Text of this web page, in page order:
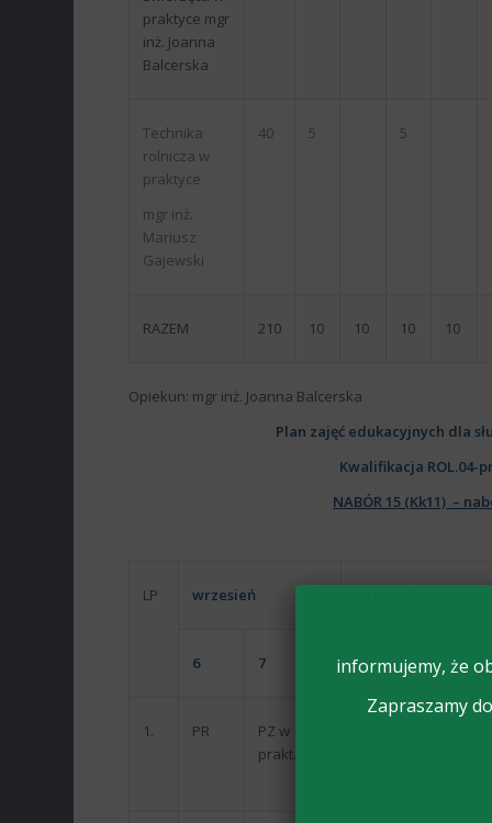
praktyce mgr
inż. Joanna
Balcerska
Technika
rolnicza w
praktyce
mgr inż.
Mariusz
Gajewski
40 5 5
RAZEM 210 10 10 10 10
Opiekun: mgr inż. Joanna Balcerska
Plan zajęć edukacyjnych dla
Kwalifikacja
NABÓR 15 (Kk11) –
LP wrzesień
6 7 20 21
1. PR
PZ w
prakt.
informujemy, że
Zapraszamy